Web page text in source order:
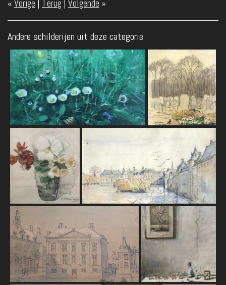
« Vorige | Terug | Volgende »
Andere schilderijen uit deze categorie